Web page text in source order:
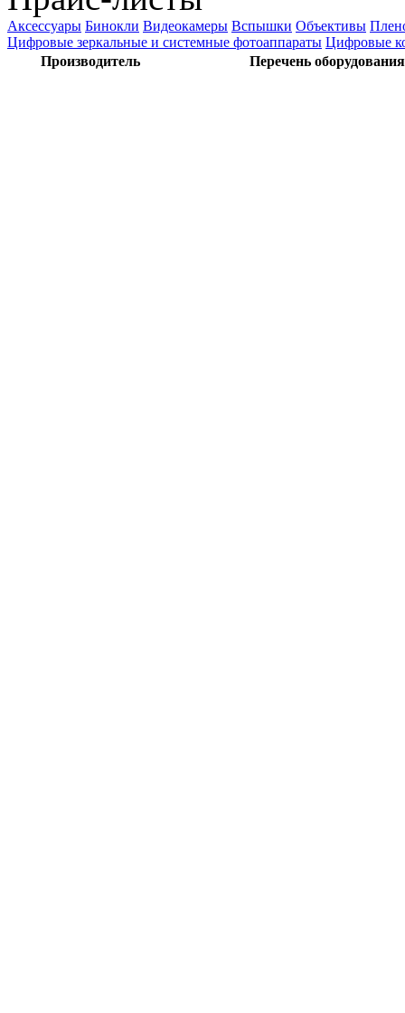
Аксессуары Бинокли Видеокамеры Вспышки Объективы
Цифровые зеркальные и системные фотоаппараты Цифровые
Производитель
Перечень оборудования